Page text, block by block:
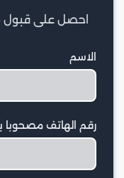
احصل على قبول
الاسم
رقم الهاتف مصحوبا